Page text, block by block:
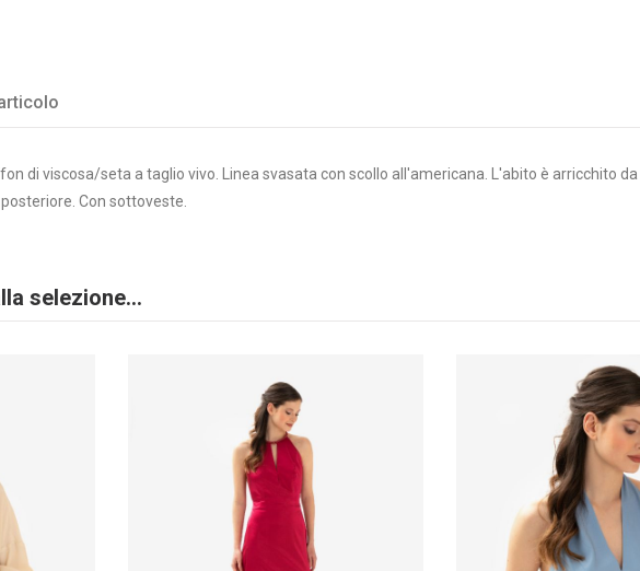
di viscosa/seta a taglio vivo. Linea svasata con scollo all'americana. L'abito è arricchito
Con sottoveste.
selezione...